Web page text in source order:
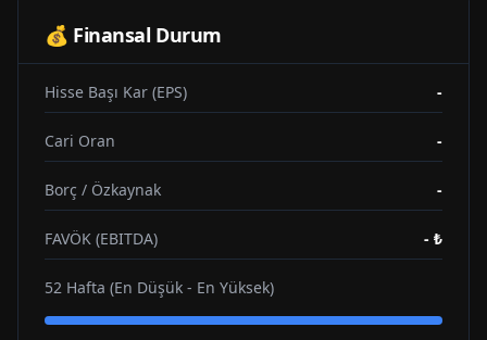
💰 Finansal Durum
Hisse Başı Kar (EPS) -
Cari Oran -
Borç / Özkaynak -
FAVÖK (EBITDA) - ₺
52 Hafta (En Düşük - En Yüksek)